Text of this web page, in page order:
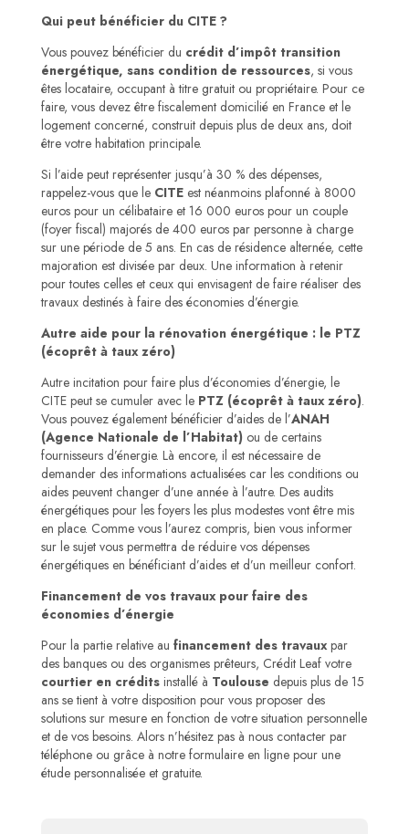
Qui peut bénéficier du CITE ?
Vous pouvez bénéficier du crédit d’impôt transition
énergétique, sans condition de ressources, si vous
êtes locataire, occupant à titre gratuit ou propriétaire. Pour ce
faire, vous devez être fiscalement domicilié en France et le
logement concerné, construit depuis plus de deux ans, doit
être votre habitation principale.
Si l’aide peut représenter jusqu’à 30 % des dépenses,
rappelez-vous que le CITEest néanmoins plafonné à 8000
euros pour un célibataire et 16 000 euros pour un couple
(foyer fiscal) majorés de 400 euros par personne à charge
sur une période de 5 ans. En cas de résidence alternée, cette
majoration est divisée par deux. Une information à retenir
pour toutes celles et ceux qui envisagent de faire réaliser des
travaux destinés à faire des économies d’énergie.
Autre aide pour la rénovation énergétique : le PTZ
(écoprêt à taux zéro)
Autre incitation pour faire plus d’économies d’énergie, le
CITE peut se cumuler avec le PTZ (écoprêt à taux zéro).
Vous pouvez également bénéficier d’aides de l’ANAH
(Agence Nationale de l’Habitat) ou de certains
fournisseurs d’énergie. Là encore, il est nécessaire de
demander des informations actualisées car les conditions ou
aides peuvent changer d’une année à l’autre. Des audits
énergétiques pour les foyers les plus modestes vont être mis
en place. Comme vous l’aurez compris, bien vous informer
sur le sujet vous permettra de réduire vos dépenses
énergétiques en bénéficiant d’aides et d’un meilleur confort.
Financement de vos travaux pour faire des
économies d’énergie
Pour la partie relative au financement des travauxpar
des banques ou des organismes prêteurs, Crédit Leaf votre
courtier en créditsinstallé à Toulouse depuis plus de 15
ans se tient à votre disposition pour vous proposer des
solutions sur mesure en fonction de votre situation personnelle
et de vos besoins. Alors n’hésitez pas à nous contacter par
téléphone ou grâce à notre formulaire en ligne pour une
étude personnalisée et gratuite.